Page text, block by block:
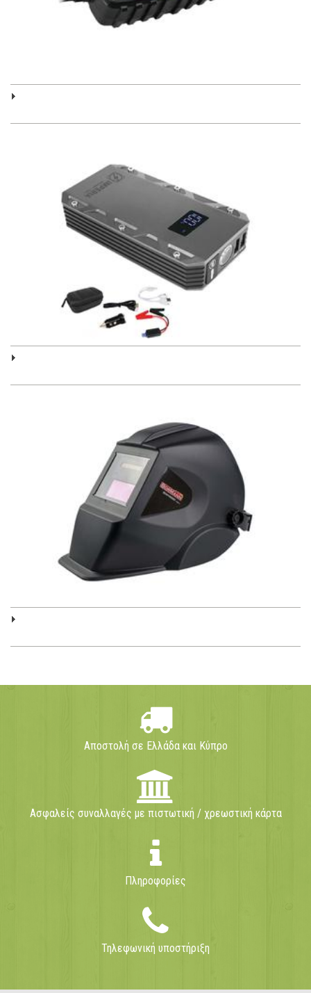
Αποστολή σε Ελλάδα και Κύπρο
Ασφαλείς συναλλαγές με πιστωτική / χρεωστική κάρτα
Πληροφορίες
Τηλεφωνική υποστήριξη